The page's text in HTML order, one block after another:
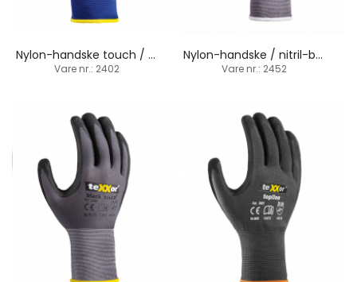
Nylon-handske touch / touchscreen egnet
Vare nr.: 2402
Nylon-handske / nitril-belægning / nitril-dupper
Vare nr.: 2452